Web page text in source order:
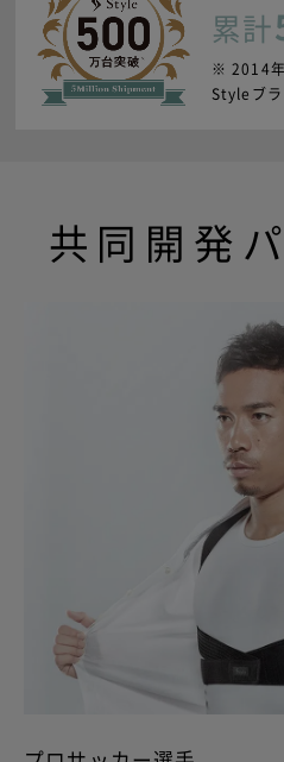
累計
※ 2014
Styleブラ
共同開発